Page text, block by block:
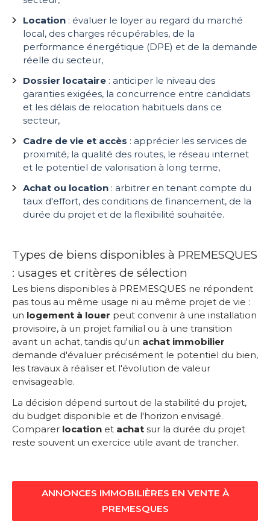
Location : évaluer le loyer au regard du marché
local, des charges récupérables, de la
performance énergétique (DPE) et de la demande
réelle du secteur,
Dossier locataire : anticiper le niveau des
garanties exigées, la concurrence entre candidats
et les délais de relocation habituels dans ce
secteur,
Cadre de vie et accès : apprécier les services de
proximité, la qualité des routes, le réseau internet
et le potentiel de valorisation à long terme,
Achat ou location : arbitrer en tenant compte du
taux d'effort, des conditions de financement, de la
durée du projet et de la flexibilité souhaitée.
Types de biens disponibles à PREMESQUES
: usages et critères de sélection
Les biens disponibles à PREMESQUES ne répondent
pas tous au même usage ni au même projet de vie :
un logement à louer peut convenir à une installation
provisoire, à un projet familial ou à une transition
avant un achat, tandis qu'un achat immobilier
demande d'évaluer précisément le potentiel du bien,
les travaux à réaliser et l'évolution de valeur
envisageable.
La décision dépend surtout de la stabilité du projet,
du budget disponible et de l'horizon envisagé.
Comparer location et achat sur la durée du projet
reste souvent un exercice utile avant de trancher.
ANNONCES IMMOBILIÈRES EN VENTE À
PREMESQUES